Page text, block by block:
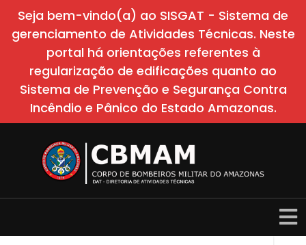
Seja bem-vindo(a) ao SISGAT - Sistema de
gerenciamento de Atividades Técnicas. Neste
portal há orientações referentes à
regularização de edificações quanto ao
Sistema de Prevenção e Segurança Contra
Incêndio e Pânico do Estado Amazonas.